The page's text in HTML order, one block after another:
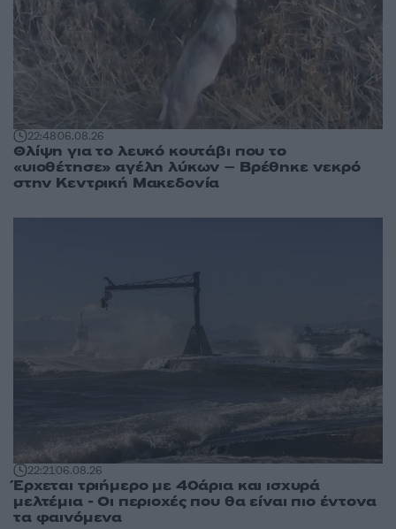
22:4806.08.26
Θλίψη για το λευκό κουτάβι που το
«υιοθέτησε» αγέλη λύκων – Βρέθηκε νεκρό
στην Κεντρική Μακεδονία
22:2106.08.26
Έρχεται τριήμερο με 40άρια και ισχυρά
μελτέμια - Οι περιοχές που θα είναι πιο έντονα
τα φαινόμενα